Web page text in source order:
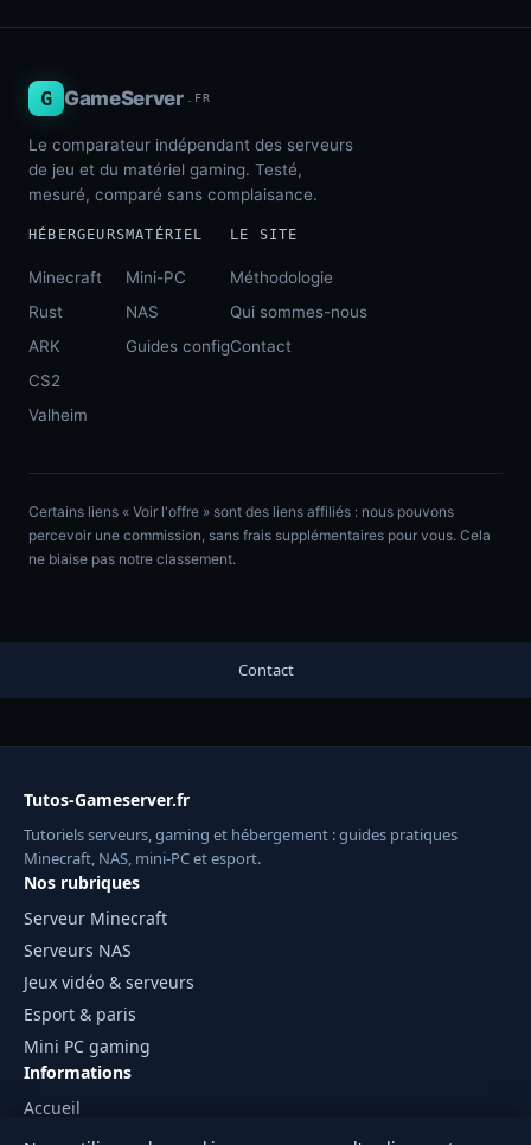
G GameServer .FR
Le comparateur indépendant des serveurs
de jeu et du matériel gaming. Testé,
mesuré, comparé sans complaisance.
HÉBERGEURS
Minecraft
Rust
ARK
CS2
Valheim
MATÉRIEL
Mini-PC
NAS
Guides config
LE SITE
Méthodologie
Qui sommes-nous
Contact
Certains liens « Voir l'offre » sont des liens affiliés : nous pouvons
percevoir une commission, sans frais supplémentaires pour vous. Cela
ne biaise pas notre classement.
Contact
Tutos-Gameserver.fr
Tutoriels serveurs, gaming et hébergement : guides pratiques
Minecraft, NAS, mini-PC et esport.
Nos rubriques
Serveur Minecraft
Serveurs NAS
Jeux vidéo & serveurs
Esport & paris
Mini PC gaming
Informations
Accueil
Mentions légales